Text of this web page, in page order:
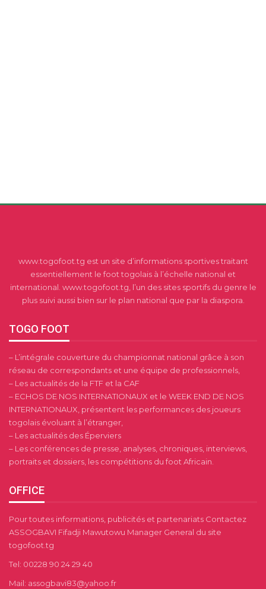
www.togofoot.tg est un site d’informations sportives traitant
essentiellement le foot togolais à l’échelle national et
international. www.togofoot.tg, l’un des sites sportifs du genre le
plus suivi aussi bien sur le plan national que par la diaspora.
TOGO FOOT
– L’intégrale couverture du championnat national grâce à son
réseau de correspondants et une équipe de professionnels,
– Les actualités de la FTF et la CAF
– ECHOS DE NOS INTERNATIONAUX et le WEEK END DE NOS
INTERNATIONAUX, présentent les performances des joueurs
togolais évoluant à l’étranger,
– Les actualités des Éperviers
– Les conférences de presse, analyses, chroniques, interviews,
portraits et dossiers, les compétitions du foot Africain.
OFFICE
Pour toutes informations, publicités et partenariats Contactez
ASSOGBAVI Fifadji Mawutowu Manager General du site
togofoot.tg
Tel: 00228 90 24 29 40
Mail: assogbavi83@yahoo.fr